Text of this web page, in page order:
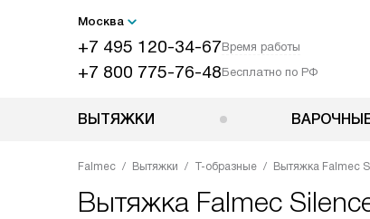
Москва
+7 495 120-34-67Время работы
+7 800 775-76-48Бесплатно по РФ
ВЫТЯЖКИ
Falmec Вытяжки Т-образные Вытяжка Falmec
Вытяжка Falmec